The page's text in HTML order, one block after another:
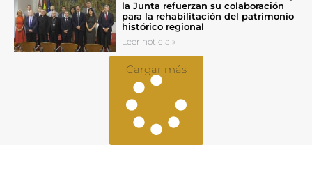
la Junta refuerzan su colaboración
para la rehabilitación del patrimonio
histórico regional
Leer noticia »
Cargar más